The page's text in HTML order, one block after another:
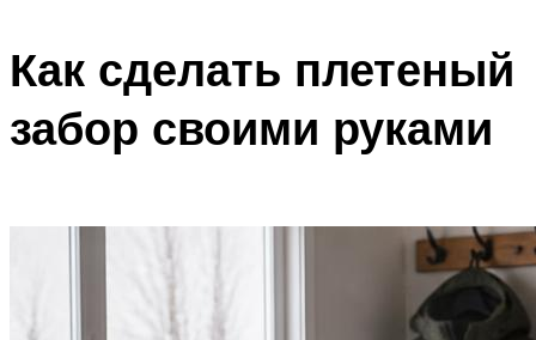
Как сделать плетеный
забор своими руками